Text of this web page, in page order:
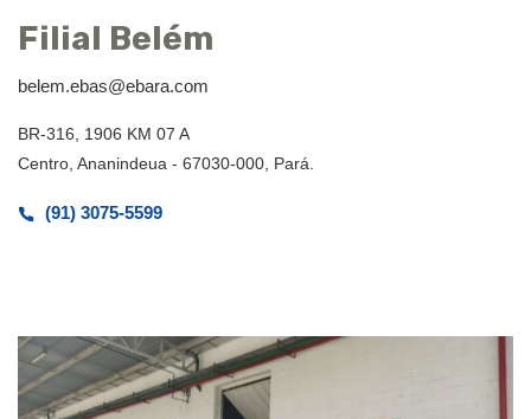
Filial Belém
belem.ebas@ebara.com
BR-316, 1906 KM 07 A
Centro, Ananindeua - 67030-000, Pará.
(91) 3075-5599